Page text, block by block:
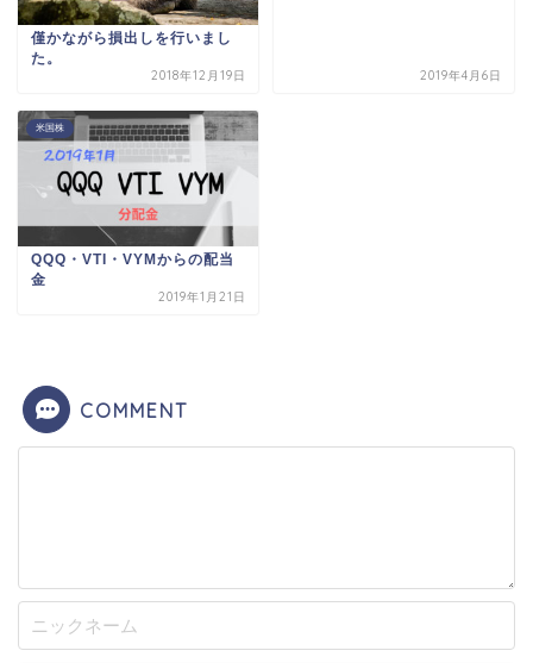
僅かながら損出しを行いまし
た。
2018年12月19日 2019年4月6日
米国株
QQQ・VTI・VYMからの配当
金
2019年1月21日
COMMENT